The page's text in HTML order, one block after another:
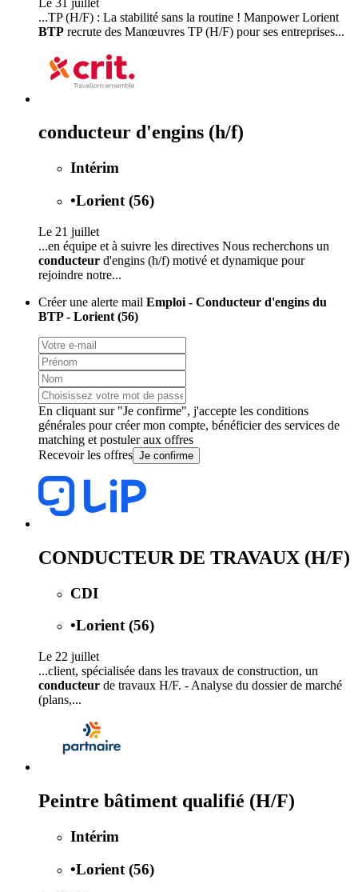
...TP (H/F) : La stabilité sans la routine ! Manpower Lorient
BTP recrute des Manœuvres TP (H/F) pour ses entreprises...
conducteur d'engins (h/f)
Intérim
•Lorient (56)
Le 21 juillet
...en équipe et à suivre les directives Nous recherchons un
conducteur d'engins (h/f) motivé et dynamique pour
rejoindre notre...
Créer une alerte mail Emploi - Conducteur d'engins du
BTP - Lorient (56)
En cliquant sur "Je confirme", j'accepte les conditions
générales pour créer mon compte, bénéficier des services de
matching et postuler aux offres
Recevoir les offres Je confirme
CONDUCTEUR DE TRAVAUX (H/F)
CDI
•Lorient (56)
Le 22 juillet
...client, spécialisée dans les travaux de construction, un
conducteur de travaux H/F. - Analyse du dossier de marché
(plans,...
Peintre bâtiment qualifié (H/F)
Intérim
•Lorient (56)